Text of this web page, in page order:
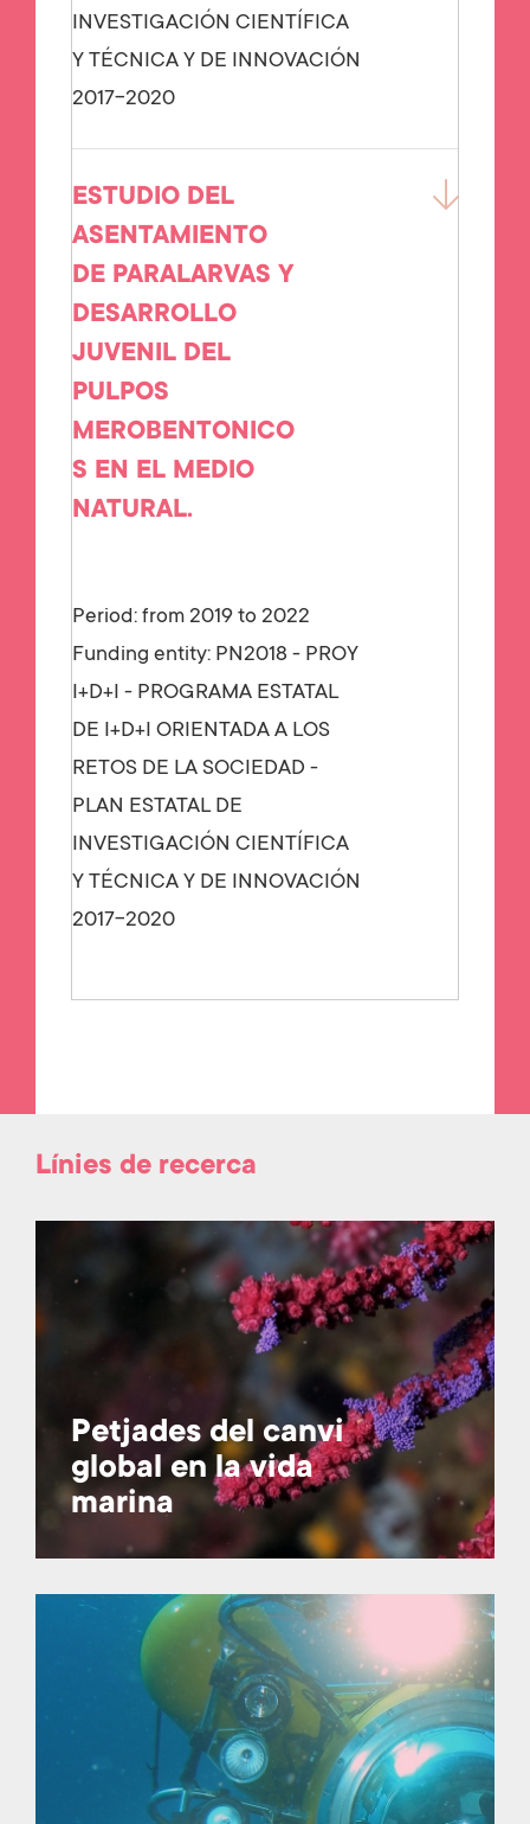
INVESTIGACIÓN CIENTÍFICA
Y TÉCNICA Y DE INNOVACIÓN
2017-2020
ESTUDIO DEL
ASENTAMIENTO
DE PARALARVAS Y
DESARROLLO
JUVENIL DEL
PULPOS
MEROBENTONICO
S EN EL MEDIO
NATURAL.
Period: from 2019 to 2022
Funding entity: PN2018 - PROY
I+D+I - PROGRAMA ESTATAL
DE I+D+I ORIENTADA A LOS
RETOS DE LA SOCIEDAD -
PLAN ESTATAL DE
INVESTIGACIÓN CIENTÍFICA
Y TÉCNICA Y DE INNOVACIÓN
2017-2020
Línies de recerca
Petjades del canvi
global en la vida
marina